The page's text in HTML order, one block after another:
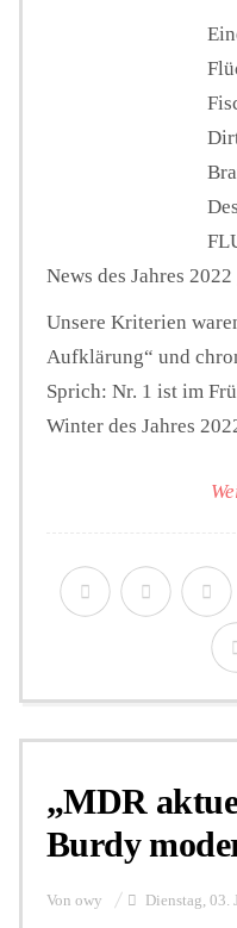
News des Jahres
Unsere Kriterien
Aufklärung“ und
Sprich: Nr. 1 ist im
Winter des Jahres
„MDR
Burdy
Von owy Dienstag, 03.